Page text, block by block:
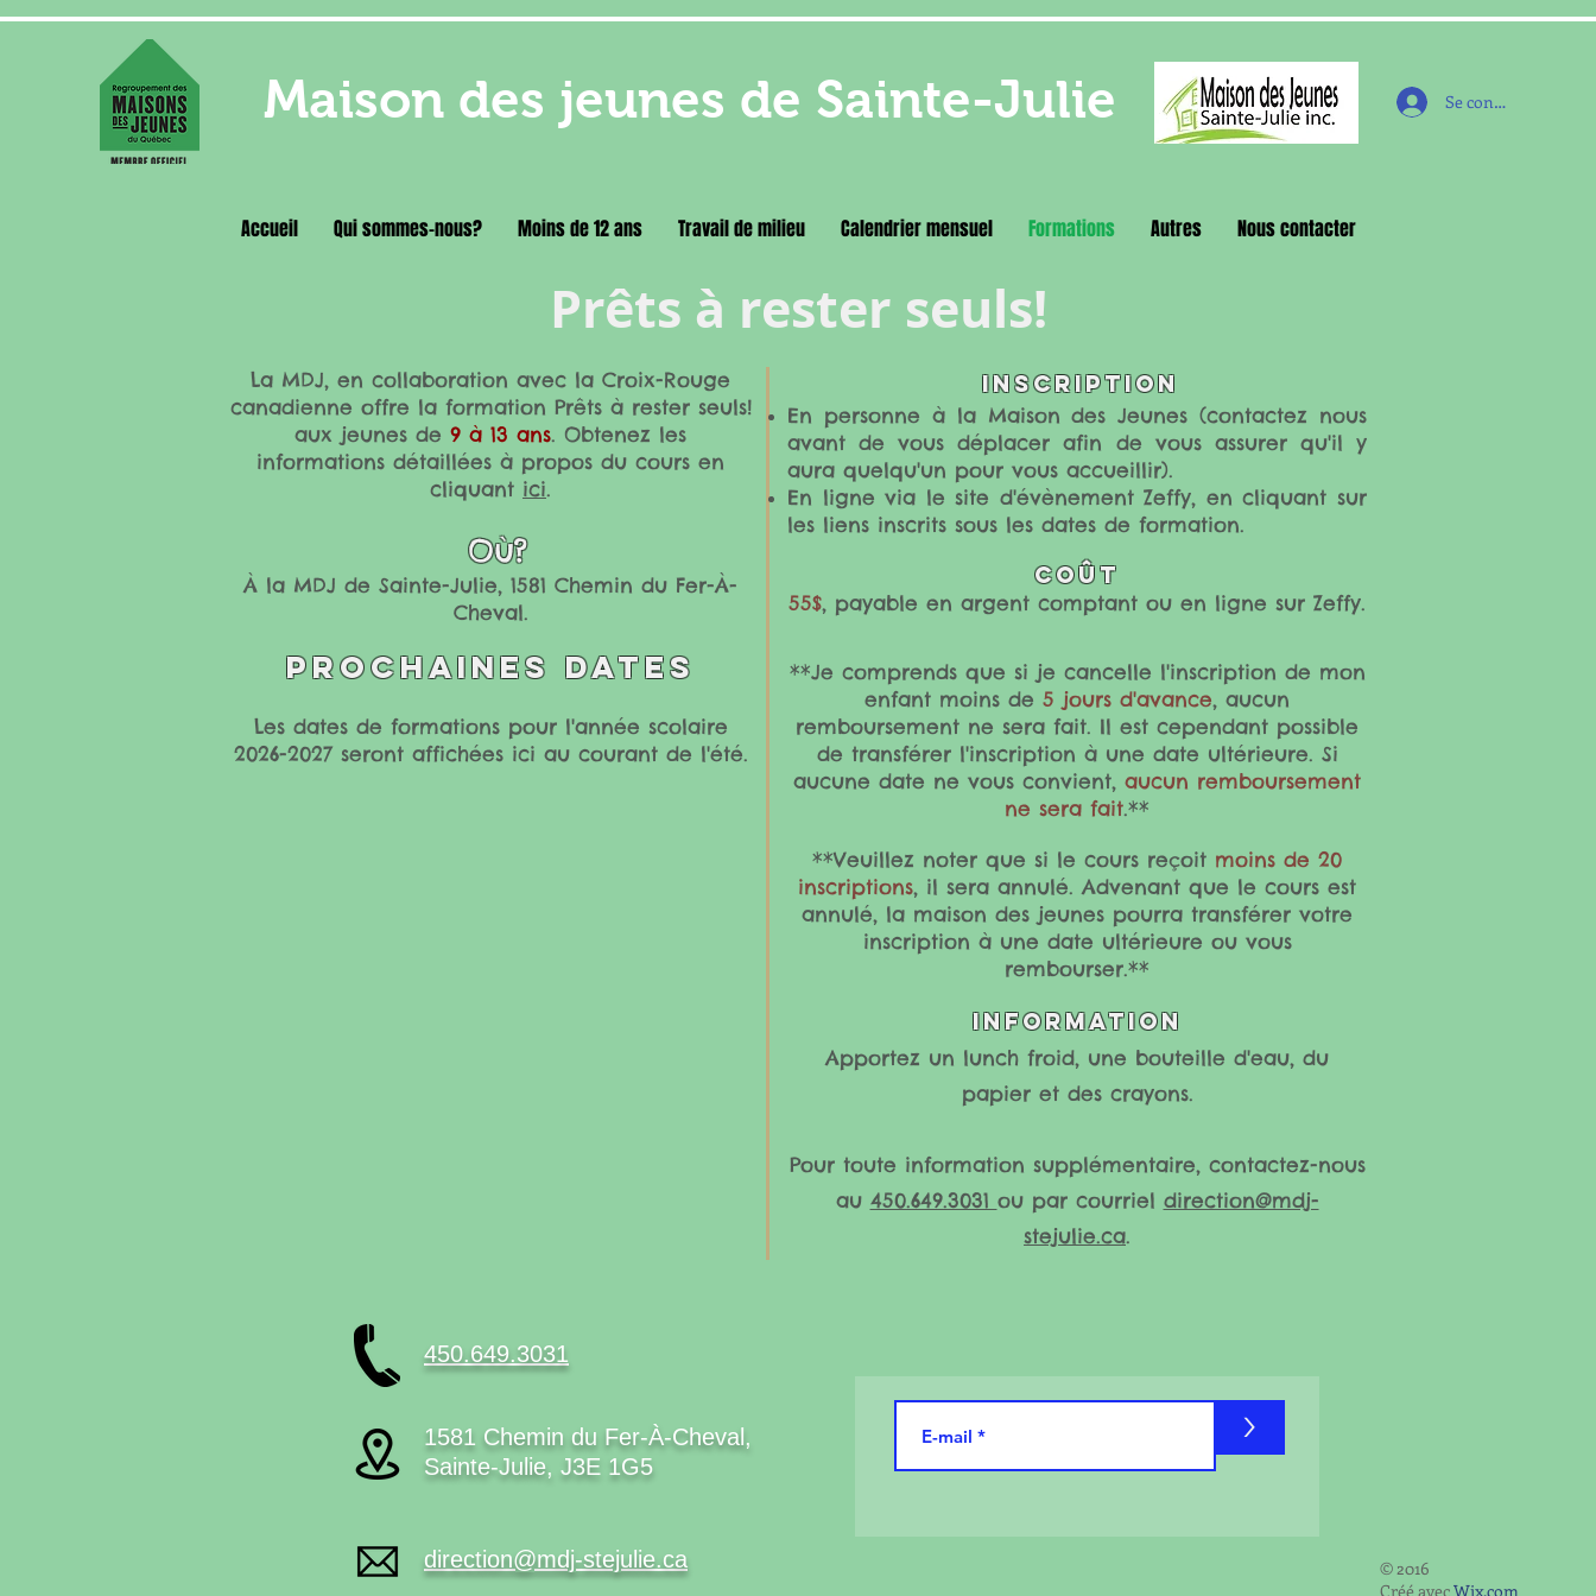
Maison des jeunes de Sainte-Julie Se connecter
Prêts à rester seuls!
La MDJ, en collaboration avec la Croix-Rouge
canadienne offre la formation Prêts à rester seuls!
aux jeunes de 9 à 13 ans. Obtenez les
informations détaillées à propos du cours en
cliquant ici.
Où?
À la MDJ de Sainte-Julie, 1581 Chemin du Fer-À-
Cheval.
Prochaines dates
Les dates de formations pour l'année scolaire
2026-2027 seront affichées ici au courant de l'été.
Inscription
En personne à la Maison des Jeunes (contactez nous
avant de vous déplacer afin de vous assurer qu'il y
aura quelqu'un pour vous accueillir).
En ligne via le site d'évènementZeffy, en cliquant sur
les liens inscrits sous les dates de formation.
Coût
55$, payable en argent comptant ou en ligne sur Zeffy.
**Je comprends que si je cancelle l'inscription de mon
enfant moins de 5 jours d'avance, aucun
remboursement ne sera fait. Il est cependant possible
de transférer l'inscription à une date ultérieure. Si
aucune date ne vous convient, aucun remboursement
ne sera fait.**
**Veuillez noter que si le cours reçoit moins de 20
inscriptions, il sera annulé. Advenant que le cours est
annulé, la maison des jeunes pourra transférer votre
inscription à une date ultérieure ou vous
rembourser.**
information
Apportez un lunch froid, une bouteille d'eau, du
papier et des crayons.
Pour toute information supplémentaire, contactez-nous
au 450.649.3031 ou par courriel direction@mdj-
stejulie.ca.
Accueil Qui sommes-nous? Moins de 12 ans Travail de milieu Calendrier mensuel Formations Autres Nous contacter
450.649.3031
1581 Chemin du Fer-À-Cheval,
Sainte-Julie, J3E 1G5
direction@mdj-stejulie.ca
>
© 2016
Créé avecWix.com